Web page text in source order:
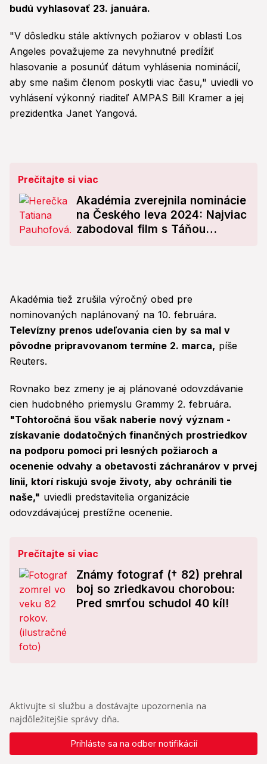
budú vyhlasovať 23. januára.
"V dôsledku stále aktívnych požiarov v oblasti Los
Angeles považujeme za nevyhnutné predĺžiť
hlasovanie a posunúť dátum vyhlásenia nominácií,
aby sme našim členom poskytli viac času," uviedli vo
vyhlásení výkonný riaditeľ AMPAS Bill Kramer a jej
prezidentka Janet Yangová.
Prečítajte si viac
Akadémia zverejnila nominácie
na Českého leva 2024: Najviac
zabodoval film s Táňou
Akadémia tiež zrušila výročný obed pre
nominovaných naplánovaný na 10. februára.
Televízny prenos udeľovania cien by sa mal v
pôvodne pripravovanom termíne 2. marca, píše
Reuters.
Rovnako bez zmeny je aj plánované odovzdávanie
cien hudobného priemyslu Grammy 2. februára.
"Tohtoročná šou však naberie nový význam -
získavanie dodatočných finančných prostriedkov
na podporu pomoci pri lesných požiaroch a
ocenenie odvahy a obetavosti záchranárov v prvej
línii, ktorí riskujú svoje životy, aby ochránili tie
naše," uviedli predstavitelia organizácie
odovzdávajúcej prestížne ocenenie.
Prečítajte si viac
Známy fotograf († 82) prehral
boj so zriedkavou chorobou:
Pred smrťou schudol 40 kíl!
Aktivujte si službu a dostávajte upozornenia na
najdôležitejšie správy dňa.
Prihláste sa na odber notifikácií